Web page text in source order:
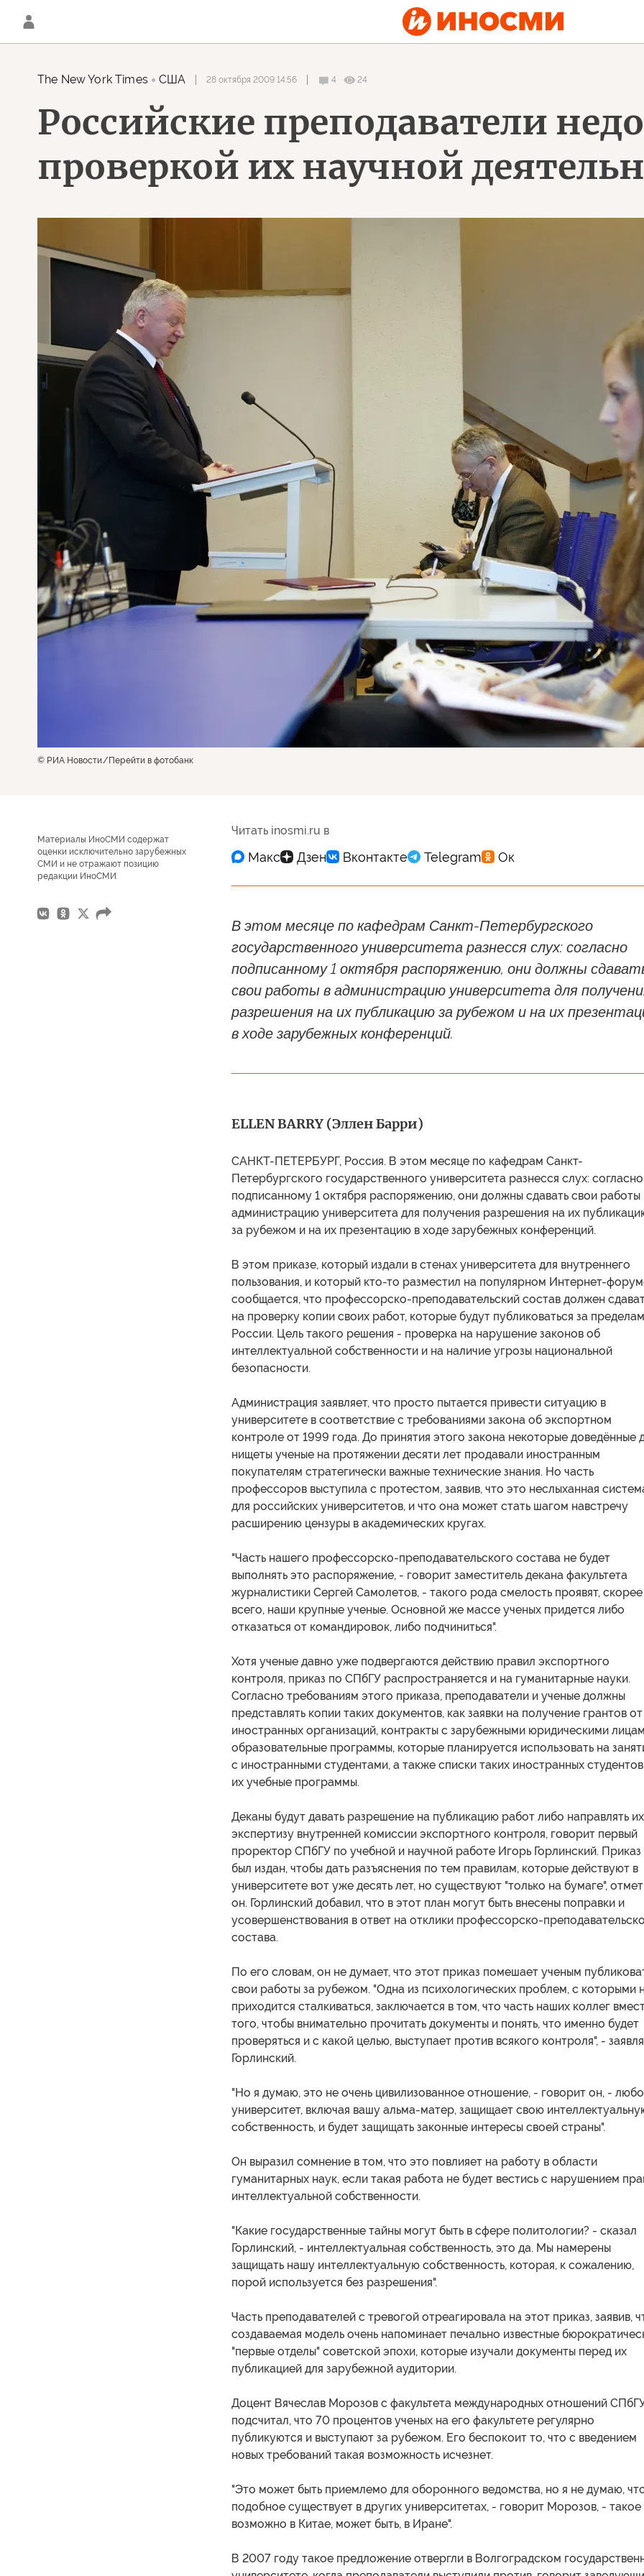
The New York Times США 28 октября 2009 14:56 4 24
Российские преподаватели
проверкой их научной
© РИА Новости Перейти в фотобанк
Материалы ИноСМИ содержат
оценки исключительно зарубежных
СМИ и не отражают позицию
редакции ИноСМИ
Читать inosmi.ru в
В этом месяце по кафедрам Санкт-Петербургского
государственного университета разнесся слух: согласно
подписанному 1 октября распоряжению, они должны
свои работы в администрацию университета для
разрешения на их публикацию за рубежом и на их
в ходе зарубежных конференций.
ELLEN BARRY (Эллен Барри)
САНКТ-ПЕТЕРБУРГ, Россия. В этом месяце по кафедрам Санкт-
Петербургского государственного университета разнесся слух: согласно
подписанному 1 октября распоряжению, они должны сдавать свои работы
администрацию университета для получения разрешения на их
за рубежом и на их презентацию в ходе зарубежных конференций.
В этом приказе, который издали в стенах университета для внутреннего
пользования, и который кто-то разместил на популярном Интернет-
сообщается, что профессорско-преподавательский состав должен
на проверку копии своих работ, которые будут публиковаться за
России. Цель такого решения - проверка на нарушение законов об
интеллектуальной собственности и на наличие угрозы национальной
безопасности.
Администрация заявляет, что просто пытается привести ситуацию в
университете в соответствие с требованиями закона об экспортном
контроле от 1999 года. До принятия этого закона некоторые доведённые
нищеты ученые на протяжении десяти лет продавали иностранным
покупателям стратегически важные технические знания. Но часть
профессоров выступила с протестом, заявив, что это неслыханная
для российских университетов, и что она может стать шагом навстречу
расширению цензуры в академических кругах.
"Часть нашего профессорско-преподавательского состава не будет
выполнять это распоряжение, - говорит заместитель декана факультета
журналистики Сергей Самолетов, - такого рода смелость проявят, скорее
всего, наши крупные ученые. Основной же массе ученых придется либо
отказаться от командировок, либо подчиниться".
Хотя ученые давно уже подвергаются действию правил экспортного
контроля, приказ по СПбГУ распространяется и на гуманитарные науки.
Согласно требованиям этого приказа, преподаватели и ученые должны
представлять копии таких документов, как заявки на получение грантов от
иностранных организаций, контракты с зарубежными юридическими
образовательные программы, которые планируется использовать на
с иностранными студентами, а также списки таких иностранных
их учебные программы.
Деканы будут давать разрешение на публикацию работ либо направлять
экспертизу внутренней комиссии экспортного контроля, говорит первый
проректор СПбГУ по учебной и научной работе Игорь Горлинский. Приказ
был издан, чтобы дать разъяснения по тем правилам, которые действуют в
университете вот уже десять лет, но существуют "только на бумаге",
он. Горлинский добавил, что в этот план могут быть внесены поправки и
усовершенствования в ответ на отклики профессорско-
состава.
По его словам, он не думает, что этот приказ помешает ученым
свои работы за рубежом. "Одна из психологических проблем, с которыми
приходится сталкиваться, заключается в том, что часть наших коллег
того, чтобы внимательно прочитать документы и понять, что именно будет
проверяться и с какой целью, выступает против всякого контроля", -
Горлинский.
"Но я думаю, это не очень цивилизованное отношение, - говорит он, -
университет, включая вашу альма-матер, защищает свою
собственность, и будет защищать законные интересы своей страны".
Он выразил сомнение в том, что это повлияет на работу в области
гуманитарных наук, если такая работа не будет вестись с нарушением
интеллектуальной собственности.
"Какие государственные тайны могут быть в сфере политологии? - сказал
Горлинский, - интеллектуальная собственность, это да. Мы намерены
защищать нашу интеллектуальную собственность, которая, к сожалению,
порой используется без разрешения".
Часть преподавателей с тревогой отреагировала на этот приказ, заявив,
создаваемая модель очень напоминает печально известные
"первые отделы" советской эпохи, которые изучали документы перед их
публикацией для зарубежной аудитории.
Доцент Вячеслав Морозов с факультета международных отношений
подсчитал, что 70 процентов ученых на его факультете регулярно
публикуются и выступают за рубежом. Его беспокоит то, что с введением
новых требований такая возможность исчезнет.
"Это может быть приемлемо для оборонного ведомства, но я не думаю,
подобное существует в других университетах, - говорит Морозов, - такое
возможно в Китае, может быть, в Иране".
В 2007 году такое предложение отвергли в Волгоградском